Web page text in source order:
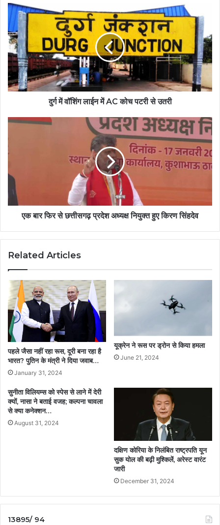
दुर्ग में वॉशिंग लाईन में AC कोच पटरी से उतरी
एक बार फिर से छत्तीसगढ़ प्रदेश अध्यक्ष नियुक्त हुए किरण सिंहदेव
Related Articles
पहले जैसा नहीं रहा रूस, दूरी बना रहा है
भारत? पुतिन के मंत्री ने दिया जवाब…
January 31, 2024
यूक्रेन ने रूस पर ड्रोन से किया हमला
June 21, 2024
सुनीता विलियम्स को स्पेस से लाने में देरी
क्यों, नासा ने बताई वजह; कल्पना चावला
से क्या कनेक्शन…
August 31, 2024
दक्षिण कोरिया के निलंबित राष्ट्रपति यून
सुक योल की बढ़ी मुश्किलें, अरेस्ट वारंट
जारी
December 31, 2024
13895/ 94